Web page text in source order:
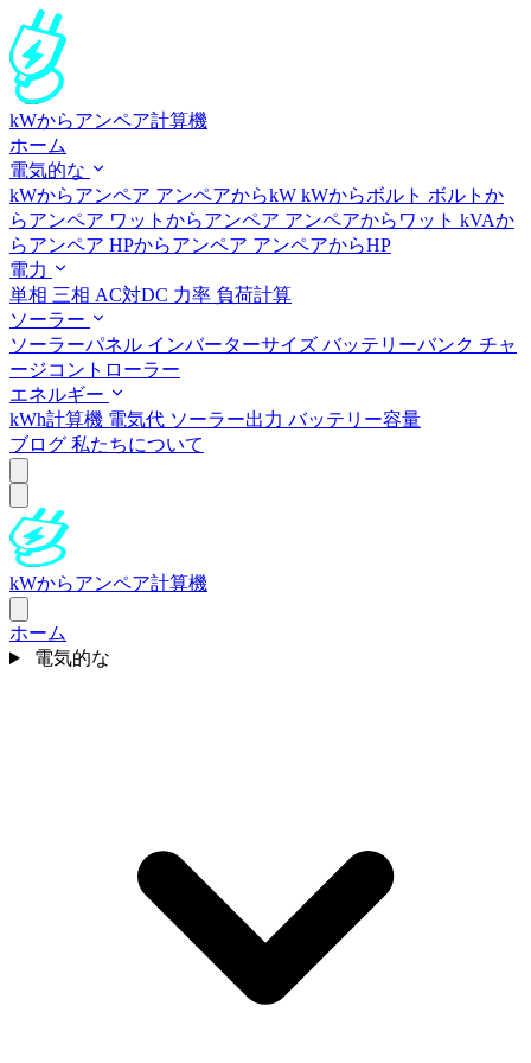
kWからアンペア計算機
ホーム
電気的な
kWからアンペア アンペアからkW kWからボルト ボルトか
らアンペア ワットからアンペア アンペアからワット kVAか
らアンペア HPからアンペア アンペアからHP
電力
単相 三相 AC対DC 力率 負荷計算
ソーラー
ソーラーパネル インバーターサイズ バッテリーバンク チャ
ージコントローラー
エネルギー
kWh計算機 電気代 ソーラー出力 バッテリー容量
ブログ 私たちについて
kWからアンペア計算機
ホーム
電気的な